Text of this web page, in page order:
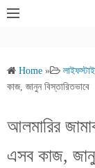
Home »
কাজ, জানুন বিস্তারিতভাবে
আলমারির
এসব কাজ,